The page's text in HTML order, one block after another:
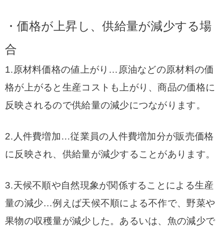
・価格が上昇し、供給量が減少する場
合
1.原材料価格の値上がり… 原油などの原材料の価
格が上がると生産コストも上がり、商品の価格に
反映されるので供給量の減少につながります。
2.人件費増加…従業員の人件費増加分が販売価格
に反映され、供給量が減少することがあります。
3.天候不順や自然現象が関係することによる生産
量の減少…例えば天候不順による不作で、野菜や
果物の収穫量が減少した。あるいは、魚の減少で